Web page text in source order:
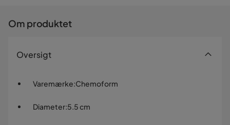
Om produktet
Oversigt
Varemærke:Chemoform
Diameter:5.5 cm